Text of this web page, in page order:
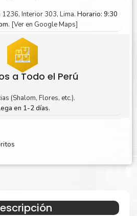
Interior 303, Lima. Horario: 9:30
[Ver en Google Maps]
a Todo el Perú
(Shalom, Flores, etc.).
en 1-2 días.